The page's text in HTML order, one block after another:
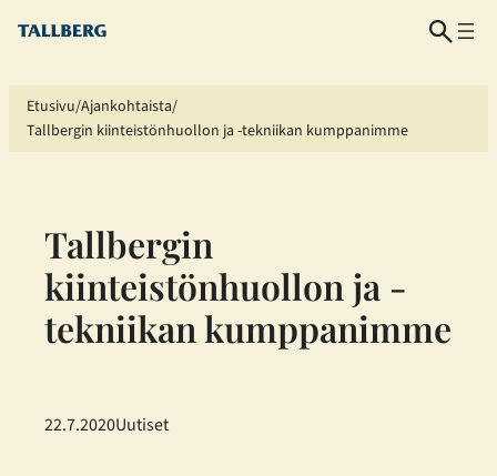
Siirry
Etusivu Ajankohtaista
Tallbergin kiinteistönhuollon ja -tekniikan kumppanimme
Tallbergin
kiinteistönhuollon ja -
tekniikan kumppanimme
22.7.2020Uutiset